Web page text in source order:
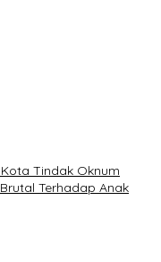
Tindak Oknum
Terhadap Anak